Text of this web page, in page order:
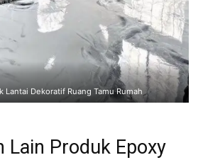
Lantai Dekoratif Ruang Tamu Rumah
Lain Produk Epoxy